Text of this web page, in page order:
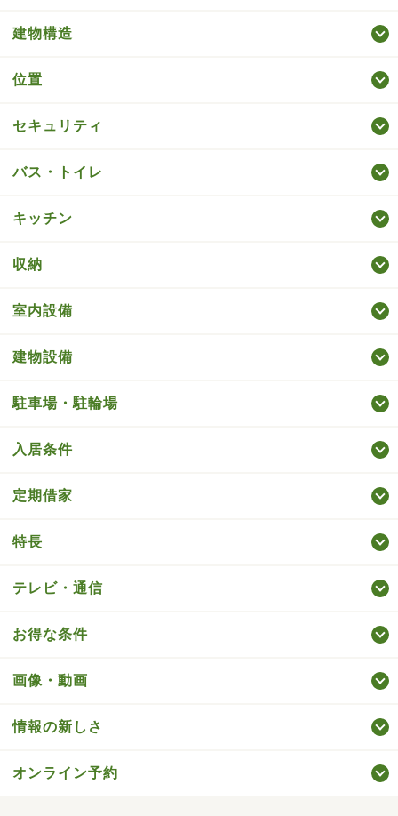
建物構造
位置
セキュリティ
バス・トイレ
キッチン
収納
室内設備
建物設備
駐車場・駐輪場
入居条件
定期借家
特長
テレビ・通信
お得な条件
画像・動画
情報の新しさ
オンライン予約